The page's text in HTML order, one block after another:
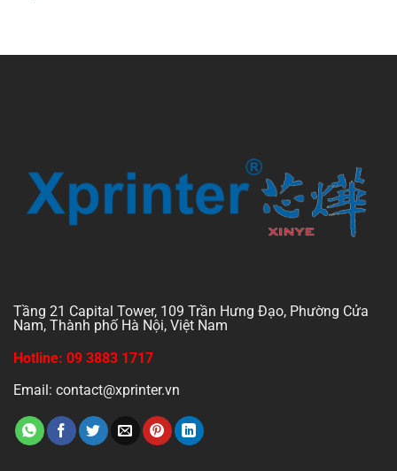
Tầng 21 Capital Tower, 109 Trần Hưng Đạo, Phường Cửa
Nam, Thành phố Hà Nội, Việt Nam
Hotline: 09 3883 1717
Email: contact@xprinter.vn